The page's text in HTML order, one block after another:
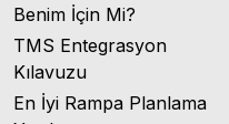
Benim İçin Mi?
TMS Entegrasyon
Kılavuzu
En İyi Rampa Planlama